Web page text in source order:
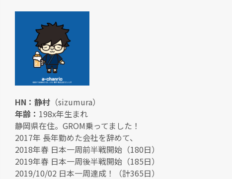
HN：静村 （sizumura）
年齢： 198x年生まれ
静岡県在住。GROM乗ってました！
2017年 長年勤めた会社を辞めて、
2018年春 日本一周前半戦開始（180日）
2019年春 日本一周後半戦開始（185日）
2019/10/02 日本一周達成！（計365日）